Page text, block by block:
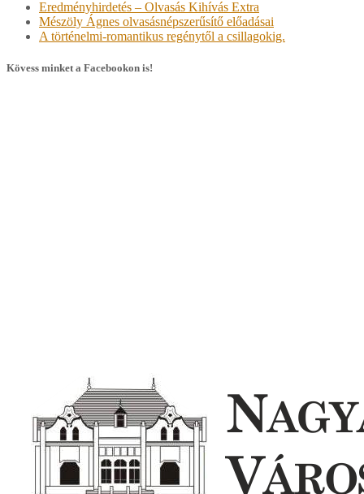
Eredményhirdetés – Olvasás Kihívás Extra
Mészöly Ágnes olvasásnépszerűsítő előadásai
A történelmi-romantikus regénytől a csillagokig.
Kövess minket a Facebookon is!